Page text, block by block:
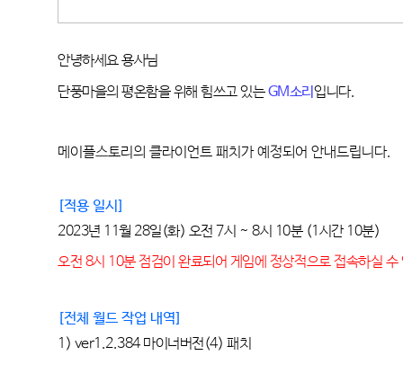
안녕하세요 용사님
단풍마을의 평온함을 위해 힘쓰고 있는GM소리입니다.
메이플스토리의 클라이언트 패치가 예정되어 안내드립니다.
[적용 일시 ]
2023년 11월 28일(화) 오전 7시 ~ 8시 10분 (1 시간 10분)
오전 8시 10분 점검이 완료되어 게임에 정상적으로 접속하실 수
[전체 월드 작업 내역]
1) ver1.2.384 마이너버전(4) 패치